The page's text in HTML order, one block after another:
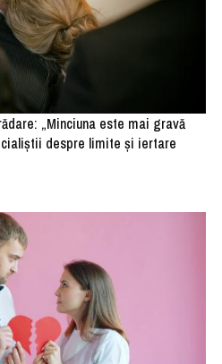
„Minciuna este mai gravă
despre limite și iertare